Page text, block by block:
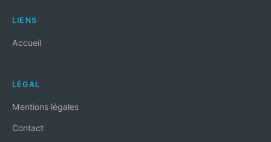
LIENS
Accueil
LÉGAL
Mentions légales
Contact